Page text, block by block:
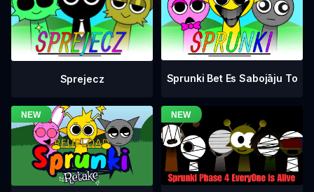
Sprejecz Sprunki Bet Es Sabojāju To